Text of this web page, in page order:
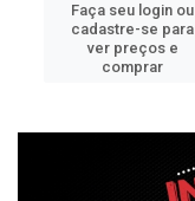
Faça seu login ou
cadastre-se para
ver preços e
comprar